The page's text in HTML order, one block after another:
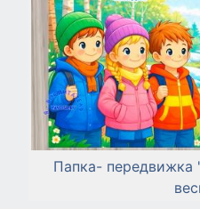
Папка- передвижка